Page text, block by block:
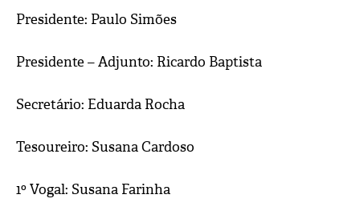
Presidente: Paulo Simões
Presidente – Adjunto: Ricardo Baptista
Secretário: Eduarda Rocha
Tesoureiro: Susana Cardoso
1º Vogal: Susana Farinha